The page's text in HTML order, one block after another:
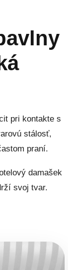
pri kontakte s
stálosť,
praní.
damašek
svoj tvar.